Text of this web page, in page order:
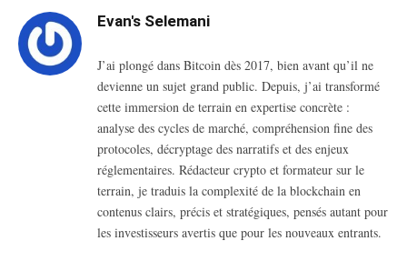
Evan's Selemani
J’ai plongé dans Bitcoin dès 2017, bien avant qu’il ne
devienne un sujet grand public. Depuis, j’ai transformé
cette immersion de terrain en expertise concrète :
analyse des cycles de marché, compréhension fine des
protocoles, décryptage des narratifs et des enjeux
réglementaires. Rédacteur crypto et formateur sur le
terrain, je traduis la complexité de la blockchain en
contenus clairs, précis et stratégiques, pensés autant pour
les investisseurs avertis que pour les nouveaux entrants.